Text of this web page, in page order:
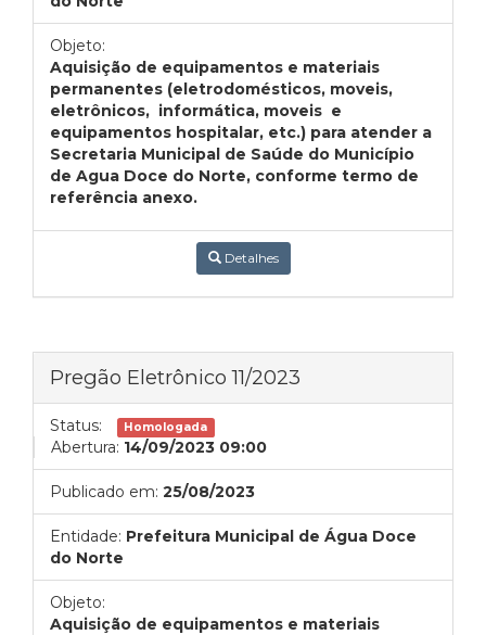
Objeto:
Aquisição de equipamentos e materiais
permanentes (eletrodomésticos, moveis,
eletrônicos, informática, moveis e
equipamentos hospitalar, etc.) para atender a
Secretaria Municipal de Saúde do Município
de Agua Doce do Norte, conforme termo de
referência anexo.
Detalhes
Pregão Eletrônico 11/2023
Status: Homologada
Abertura: 14/09/2023 09:00
Publicado em: 25/08/2023
Entidade: Prefeitura Municipal de Água Doce
do Norte
Objeto:
Aquisição de equipamentos e materiais